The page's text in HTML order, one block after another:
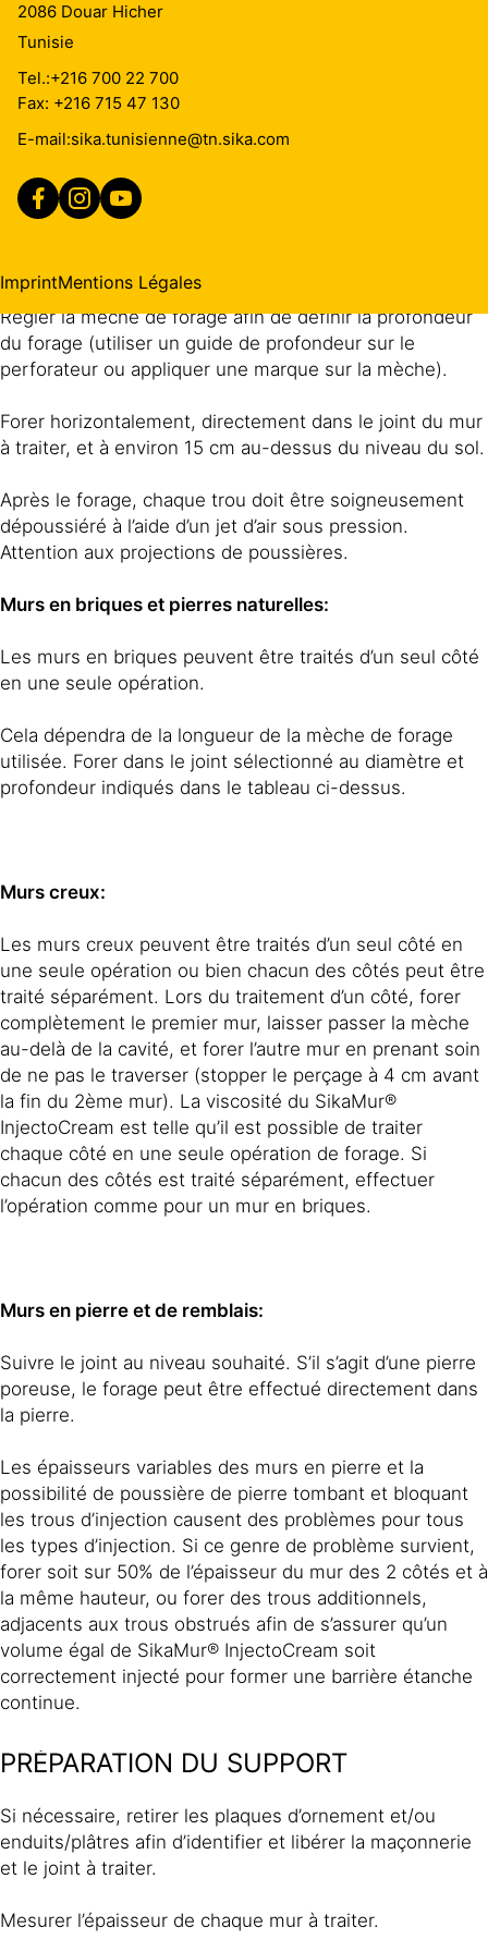
30 cm
27 cm
40 cm37 cm10 à 12 mm
Pour les murs au-delà de 40 cm d’épaisseur, le perçage
traverser le mur.
Régler la mèche de forage afin de définir la profondeur
du forage (utiliser un guide de profondeur sur le
perforateur ou appliquer une marque sur la mèche).
Forer horizontalement, directement dans le joint du mur
à traiter, et à environ 15 cm au-dessus du niveau du sol.
Après le forage, chaque trou doit être soigneusement
dépoussiéré à l’aide d’un jet d’air sous pression.
Attention aux projections de poussières.
Murs en briques et pierres naturelles:
Les murs en briques peuvent être traités d’un seul côté
en une seule opération.
Cela dépendra de la longueur de la mèche de forage
utilisée. Forer dans le joint sélectionné au diamètre et
profondeur indiqués dans le tableau ci-dessus.
Murs creux:
Les murs creux peuvent être traités d’un seul côté en
une seule opération ou bien chacun des côtés peut être
traité séparément. Lors du traitement d’un côté, forer
complètement le premier mur, laisser passer la mèche
au-delà de la cavité, et forer l’autre mur en prenant soin
de ne pas le traverser (stopper le perçage à 4 cm avant
la fin du 2ème mur). La viscosité du SikaMur®
InjectoCream est telle qu’il est possible de traiter
chaque côté en une seule opération de forage. Si
chacun des côtés est traité séparément, effectuer
l’opération comme pour un mur en briques.
Murs en pierre et de remblais:
Suivre le joint au niveau souhaité. S’il s’agit d’une pierre
poreuse, le forage peut être effectué directement dans
la pierre.
Les épaisseurs variables des murs en pierre et la
possibilité de poussière de pierre tombant et bloquant
les trous d’injection causent des problèmes pour tous
les types d’injection. Si ce genre de problème survient,
forer soit sur 50% de l’épaisseur du mur des 2 côtés et à
la même hauteur, ou forer des trous additionnels,
adjacents aux trous obstrués afin de s’assurer qu’un
volume égal de SikaMur® InjectoCream soit
correctement injecté pour former une barrière étanche
continue.
PRÉPARATION DU SUPPORT
Si nécessaire, retirer les plaques d’ornement et/ou
enduits/plâtres afin d’identifier et libérer la maçonnerie
et le joint à traiter.
Mesurer l’épaisseur de chaque mur à traiter.
2086 Douar Hicher
Tunisie
Tel.:+216 700 22 700
Fax: +216 715 47 130
E-mail:sika.tunisienne@tn.sika.com
ImprintMentions Légales